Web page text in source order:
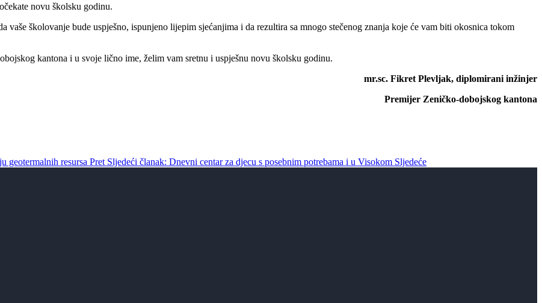
novu školsku godinu.
vaše školovanje bude uspješno, ispunjeno lijepim sjećanjima i da rezultira sa mnogo stečenog znanja koje će vam biti okosnica tokom
kantona i u svoje lično ime, želim vam sretnu i uspješnu novu školsku godinu.
mr.sc. Fikret Plevljak, diplomirani inžinjer
Premijer Zeničko-dobojskog kantona
geotermalnih resursa Pret Sljedeći članak: Dnevni centar za djecu s posebnim potrebama i u Visokom Sljedeće